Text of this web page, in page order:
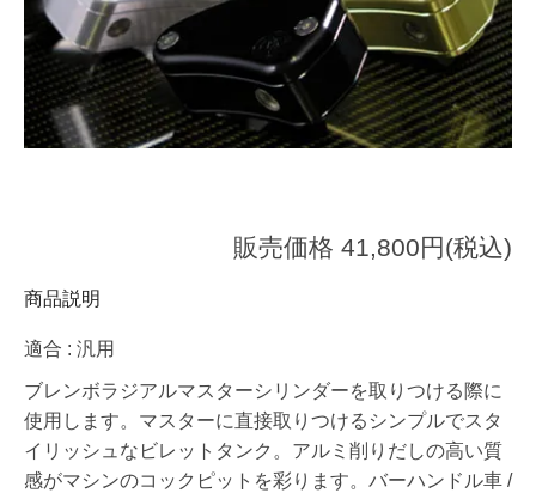
販売価格 41,800円(税込)
商品説明
適合 : 汎用
ブレンボラジアルマスターシリンダーを取りつける際に
使用します。マスターに直接取りつけるシンプルでスタ
イリッシュなビレットタンク。アルミ削りだしの高い質
感がマシンのコックピットを彩ります。バーハンドル車 /